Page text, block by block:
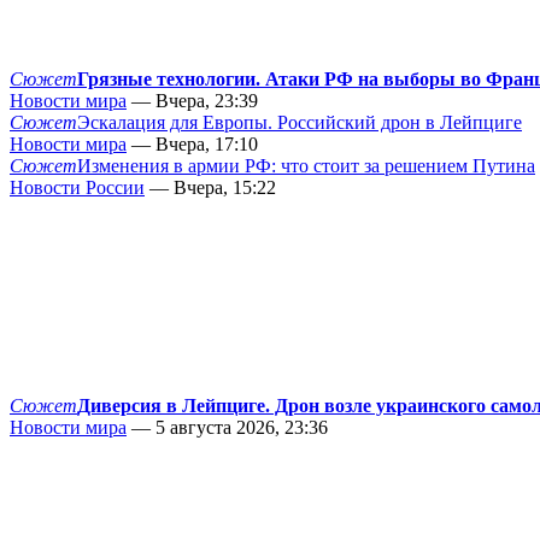
СюжетГрязные технологии. Атаки РФ на выборы во
Новости мира — Вчера, 23:39
СюжетЭскалация для Европы. Российский дрон в Лейпциге
Новости мира — Вчера, 17:10
СюжетИзменения в армии РФ: что стоит за решением Путина
Новости России — Вчера, 15:22
СюжетДиверсия в Лейпциге. Дрон возле украинского
Новости мира — 5 августа 2026, 23:36